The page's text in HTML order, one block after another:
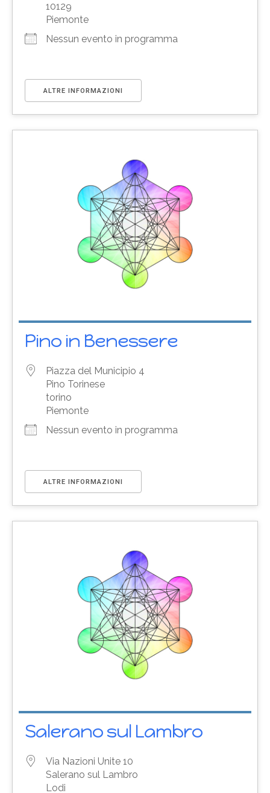
10129
Piemonte
Nessun evento in programma
ALTRE INFORMAZIONI
Pino in Benessere
Piazza del Municipio 4
Pino Torinese
torino
Piemonte
Nessun evento in programma
ALTRE INFORMAZIONI
Salerano sul Lambro
Via Nazioni Unite 10
Salerano sul Lambro
Lodi